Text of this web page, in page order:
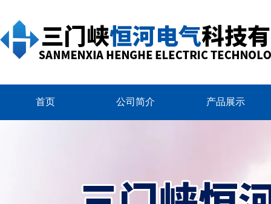
首页 公司简介 产品展示